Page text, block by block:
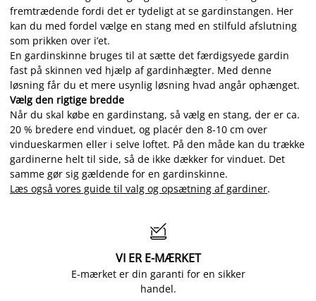
fremtrædende fordi det er tydeligt at se gardinstangen. Her
kan du med fordel vælge en stang med en stilfuld afslutning
som prikken over i’et.
En gardinskinne bruges til at sætte det færdigsyede gardin
fast på skinnen ved hjælp af gardinhægter. Med denne
løsning får du et mere usynlig løsning hvad angår ophænget.
Vælg den rigtige bredde
Når du skal købe en gardinstang, så vælg en stang, der er ca.
20 % bredere end vinduet, og placér den 8-10 cm over
vindueskarmen eller i selve loftet. På den måde kan du trække
gardinerne helt til side, så de ikke dækker for vinduet. Det
samme gør sig gældende for en gardinskinne.
Læs også vores guide til valg og opsætning af gardiner.

VI ER E-MÆRKET
E-mærket er din garanti for en sikker
handel.